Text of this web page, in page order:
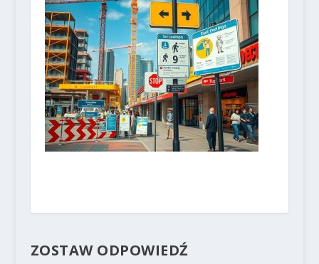
ZOSTAW ODPOWIEDŹ